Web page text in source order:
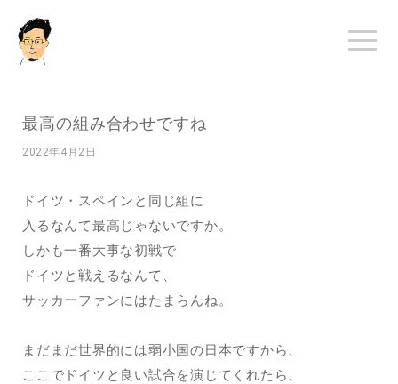
最高の組み合わせですね
2022年4月2日
ドイツ・スペインと同じ組に
入るなんて最高じゃないですか。
しかも一番大事な初戦で
ドイツと戦えるなんて、
サッカーファンにはたまらんね。
まだまだ世界的には弱小国の日本ですから、
ここでドイツと良い試合を演じてくれたら、